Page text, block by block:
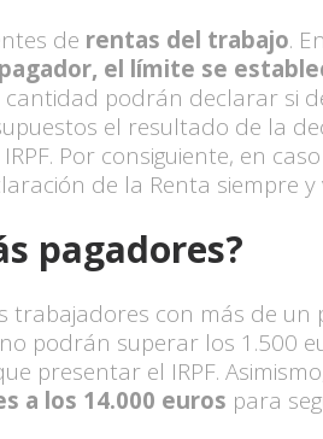
de rentas del trabajo.
el límite se
podrán declarar si
el resultado de la
Por consiguiente, en
de la Renta siempre
pagadores?
con más de un
podrán superar los 1.500
el IRPF.
a los 14.000 euros para